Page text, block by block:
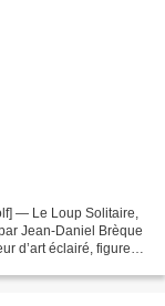
— Le Loup Solitaire,
Jean-Daniel Brèque
d’art éclairé, figure